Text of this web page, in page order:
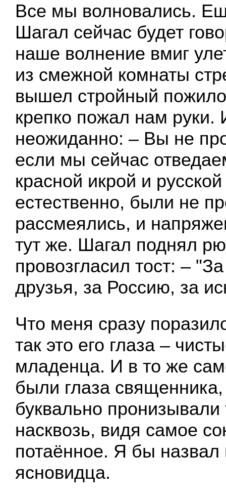
Все мы волновались.
Шагал сейчас будет
наше волнение вмиг
из смежной комнаты
вышел стройный
крепко пожал нам руки.
неожиданно: – Вы не
если мы сейчас
красной икрой и
естественно, были не
рассмеялись, и
тут же. Шагал поднял
провозгласил тост: –
друзья, за Россию, за
Что меня сразу
так это его глаза –
младенца. И в то же
были глаза
буквально пронизывали
насквозь, видя самое
потаённое. Я бы назвал
ясновидца.